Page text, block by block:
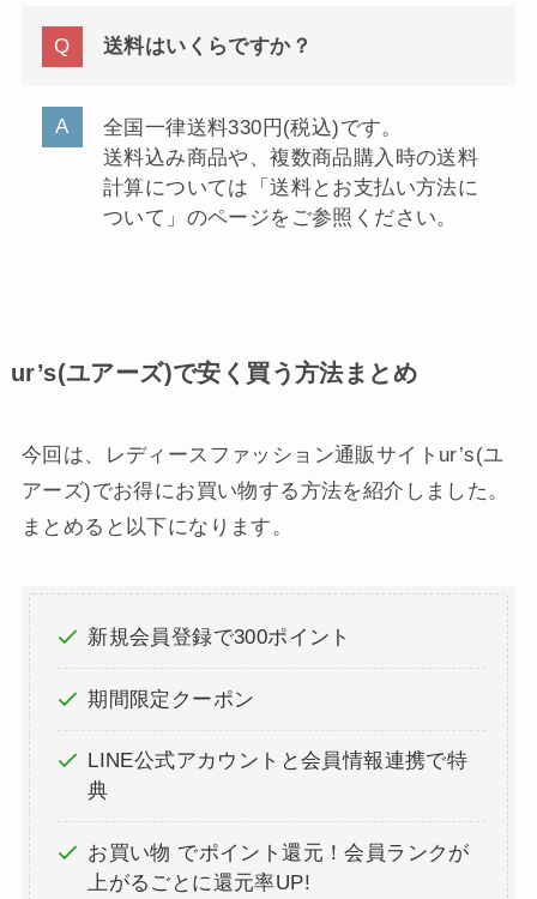
送料はいくらですか？
全国一律送料330円(税込)です。
送料込み商品や、複数商品購入時の送料
計算については「送料とお支払い方法に
ついて」のページをご参照ください。
ur’s(ユアーズ)で安く買う方法まとめ
今回は、レディースファッション通販サイトur’s(ユ
アーズ)でお得にお買い物する方法を紹介しました。
まとめると以下になります。
新規会員登録で300ポイント
期間限定クーポン
LINE公式アカウントと会員情報連携で特
典
お買い物 でポイント還元！会員ランクが
上がるごとに還元率UP!